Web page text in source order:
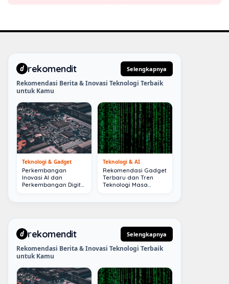
d rekomendit Selengkapnya
Rekomendasi Berita & Inovasi Teknologi Terbaik
untuk Kamu
Teknologi & Gadget
Perkembangan
Inovasi AI dan
Perkembangan Digital
Teknologi & AI
Rekomendasi Gadget
Terbaru dan Tren
Teknologi Masa
d rekomendit Selengkapnya
Rekomendasi Berita & Inovasi Teknologi Terbaik
untuk Kamu